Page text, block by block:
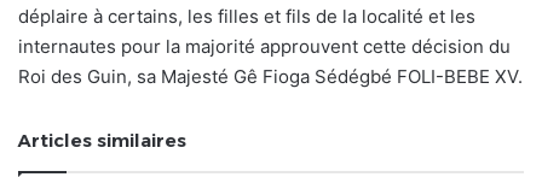
déplaire à certains, les filles et fils de la localité et les
internautes pour la majorité approuvent cette décision du
Roi des Guin, sa Majesté Gê Fioga Sédégbé FOLI-BEBE XV.
Articles similaires